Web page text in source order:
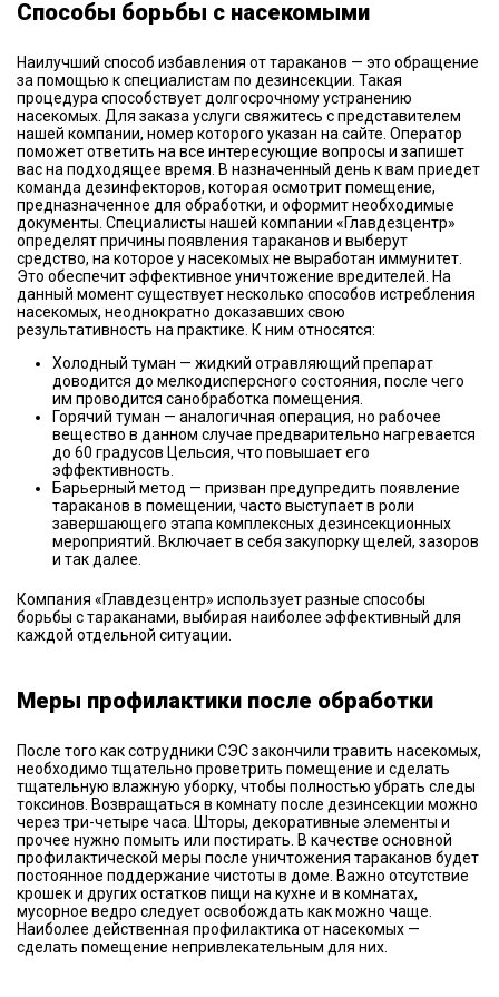
Способы борьбы с насекомыми
Наилучший способ избавления от тараканов — это обращение
за помощью к специалистам по дезинсекции. Такая
процедура способствует долгосрочному устранению
насекомых. Для заказа услуги свяжитесь с представителем
нашей компании, номер которого указан на сайте. Оператор
поможет ответить на все интересующие вопросы и запишет
вас на подходящее время. В назначенный день к вам приедет
команда дезинфекторов, которая осмотрит помещение,
предназначенное для обработки, и оформит необходимые
документы. Специалисты нашей компании «Главдезцентр»
определят причины появления тараканов и выберут
средство, на которое у насекомых не выработан иммунитет.
Это обеспечит эффективное уничтожение вредителей. На
данный момент существует несколько способов истребления
насекомых, неоднократно доказавших свою
результативность на практике. К ним относятся:
Холодный туман — жидкий отравляющий препарат
доводится до мелкодисперсного состояния, после чего
им проводится санобработка помещения.
Горячий туман — аналогичная операция, но рабочее
вещество в данном случае предварительно нагревается
до 60 градусов Цельсия, что повышает его
эффективность.
Барьерный метод — призван предупредить появление
тараканов в помещении, часто выступает в роли
завершающего этапа комплексных дезинсекционных
мероприятий. Включает в себя закупорку щелей, зазоров
и так далее.
Компания «Главдезцентр» использует разные способы
борьбы с тараканами, выбирая наиболее эффективный для
каждой отдельной ситуации.
Меры профилактики после обработки
После того как сотрудники СЭС закончили травить насекомых,
необходимо тщательно проветрить помещение и сделать
тщательную влажную уборку, чтобы полностью убрать следы
токсинов. Возвращаться в комнату после дезинсекции можно
через три-четыре часа. Шторы, декоративные элементы и
прочее нужно помыть или постирать. В качестве основной
профилактической меры после уничтожения тараканов будет
постоянное поддержание чистоты в доме. Важно отсутствие
крошек и других остатков пищи на кухне и в комнатах,
мусорное ведро следует освобождать как можно чаще.
Наиболее действенная профилактика от насекомых —
сделать помещение непривлекательным для них.